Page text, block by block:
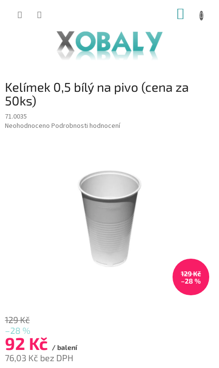
KOŠÍK
Kelímek 0,5 bílý na pivo (cena za
50ks)
71.0035
Průměrné
Neohodnoceno Podrobnosti hodnocení
129 Kč
–28 %
129 Kč
–28 %
92 Kč / balení
76,03 Kč bez DPH